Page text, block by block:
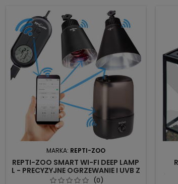
MARKA: REPTI-ZOO
REPTI-ZOO SMART WI-FI DEEP LAMP
L - PRECYZYJNE OGRZEWANIE I UVB Z
ZDALNYM STEROWANIEM
(0)